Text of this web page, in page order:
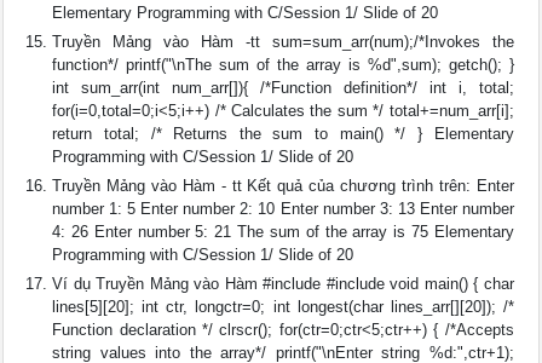
Elementary Programming with C/Session 1/ Slide of 20
Truyền Mảng vào Hàm -tt sum=sum_arr(num);/*Invokes the
function*/ printf("\nThe sum of the array is %d",sum); getch(); }
int sum_arr(int num_arr[]){ /*Function definition*/ int i, total;
for(i=0,total=0;i<5;i++) /* Calculates the sum */ total+=num_arr[i];
return total; /* Returns the sum to main() */ } Elementary
Programming with C/Session 1/ Slide of 20
Truyền Mảng vào Hàm - tt Kết quả của chương trình trên: Enter
number 1: 5 Enter number 2: 10 Enter number 3: 13 Enter number
4: 26 Enter number 5: 21 The sum of the array is 75 Elementary
Programming with C/Session 1/ Slide of 20
Ví dụ Truyền Mảng vào Hàm #include #include void main() { char
lines[5][20]; int ctr, longctr=0; int longest(char lines_arr[][20]); /*
Function declaration */ clrscr(); for(ctr=0;ctr<5;ctr++) { /*Accepts
string values into the array*/ printf("\nEnter string %d:",ctr+1);